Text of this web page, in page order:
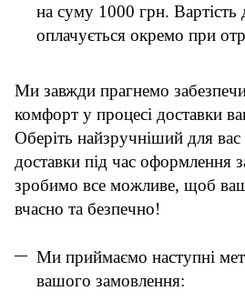
на суму 1000 грн. Вартість
оплачується окремо при
Ми завжди прагнемо
комфорт у процесі доставки
Оберіть найзручніший для вас
доставки під час оформлення
зробимо все можливе, щоб
вчасно та безпечно!
Ми приймаємо наступні
вашого замовлення: